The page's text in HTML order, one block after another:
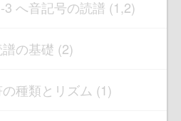
3 へ音記号の読譜 (1,2)
の基礎 (2)
種類とリズム (1)